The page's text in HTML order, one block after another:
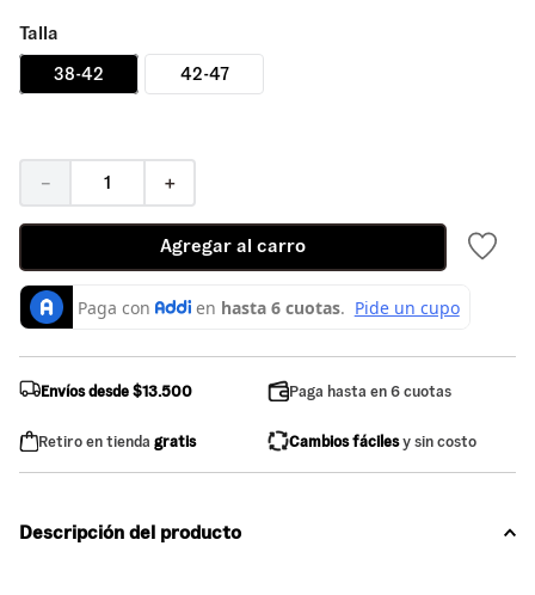
Talla
38-42 42-47
＋
－
Agregar al carro
Envíos desde $13.500 Paga hasta en 6 cuotas
Retiro en tienda gratis Cambios fácilesy sin costo
Descripción del producto